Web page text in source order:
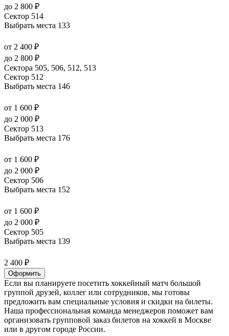
до 2 800 ₽
Сектор 514
Выбрать места 133
от 2 400 ₽
до 2 800 ₽
Сектора 505, 506, 512, 513
Сектор 512
Выбрать места 146
от 1 600 ₽
до 2 000 ₽
Сектор 513
Выбрать места 176
от 1 600 ₽
до 2 000 ₽
Сектор 506
Выбрать места 152
от 1 600 ₽
до 2 000 ₽
Сектор 505
Выбрать места 139
2 400 ₽
Оформить
Если вы планируете посетить хоккейный матч большой
группой друзей, коллег или сотрудников, мы готовы
предложить вам специальные условия и скидки на билеты.
Наша профессиональная команда менеджеров поможет вам
организовать групповой заказ билетов на хоккей в Москве
или в другом городе России.